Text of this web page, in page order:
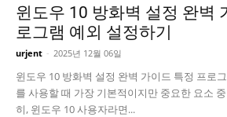
윈도우 10 방화벽 설정 완벽
로그램 예외 설정하기
urjent - 2025년 12월 06일
윈도우 10 방화벽 설정 완벽 가이드 특정 프로
를 사용할 때 가장 기본적이지만 중요한 요소 중
히, 윈도우 10 사용자라면...